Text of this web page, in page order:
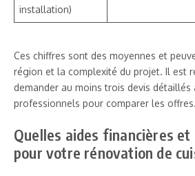
installation)
Ces chiffres sont des moyennes et
région et la complexité du projet. Il est
demander au moins trois devis détaillés
professionnels pour comparer les offres.
Quelles aides financières
pour votre rénovation de